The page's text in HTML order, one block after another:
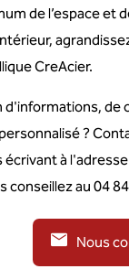
de l’espace et
CreAcier.
d'informations, de
?
à
conseillez au 04
Nous